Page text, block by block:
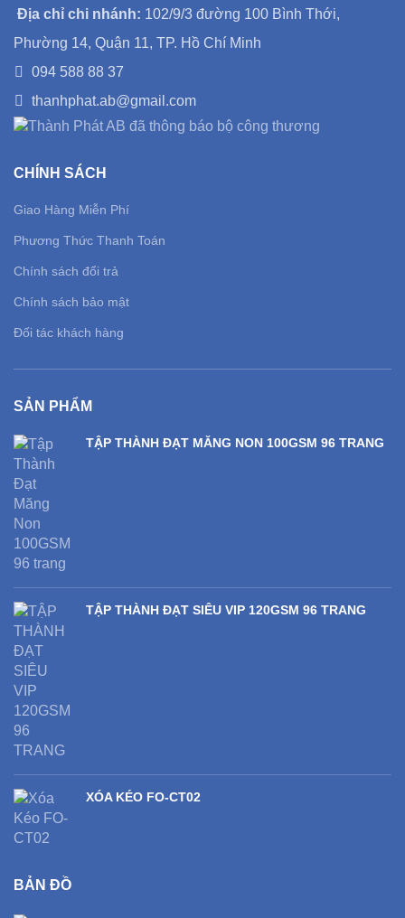
Địa chỉ chi nhánh: 102/9/3 đường 100 Bình Thới,
Phường 14, Quận 11, TP. Hồ Chí Minh
094 588 88 37
thanhphat.ab@gmail.com
CHÍNH SÁCH
Giao Hàng Miễn Phí
Phương Thức Thanh Toán
Chính sách đổi trả
Chính sách bảo mật
Đối tác khách hàng
SẢN PHẨM
TẬP THÀNH ĐẠT MĂNG NON 100GSM 96 TRANG
TẬP THÀNH ĐẠT SIÊU VIP 120GSM 96 TRANG
XÓA KÉO FO-CT02
BẢN ĐỒ